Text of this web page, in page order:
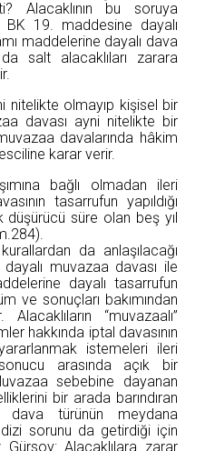
Alacaklının bu soruya
19. maddesine dayalı
maddelerine dayalı dava
salt alacaklıları zarara
nitelikte olmayıp kişisel bir
davası ayni nitelikte bir
davalarında hâkim
karar verir.
bağlı olmadan ileri
tasarrufun yapıldığı
süre olan beş yıl
da anlaşılacağı
muvazaa davası ile
dayalı tasarrufun
ve sonuçları bakımından
“muvazaalı”
hakkında iptal davasının
istemeleri ileri
arasında açık bir
sebebine dayanan
bir arada barındıran
türünün meydana
sorunu da getirdiği için
Alacaklılara zarar